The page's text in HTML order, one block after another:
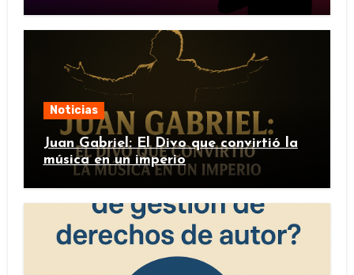
Noticias
Juan Gabriel: El Divo que convirtió la
música en un imperio